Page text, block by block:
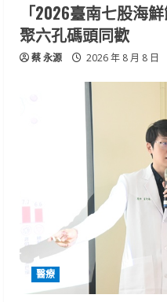
「2026臺南七股海
聚六孔碼頭同歡
蔡 永源 2026 年 8 月 8 日
醫療